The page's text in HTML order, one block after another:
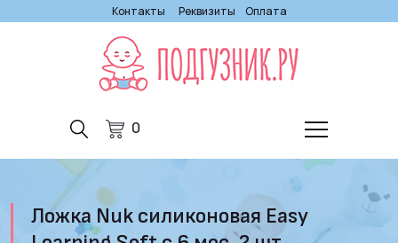
Контакты Реквизиты Оплата
0
Ложка Nuk силиконовая Easy